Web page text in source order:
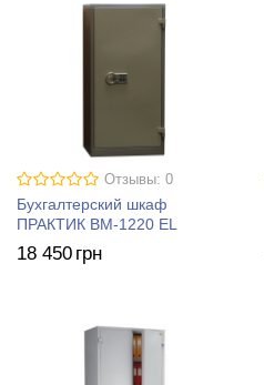
Отзывы: 0
Бухгалтерский шкаф
ПРАКТИК BM-1220 EL
18 450 грн